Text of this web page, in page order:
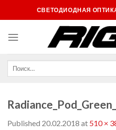
to
СВЕТОДИОДНАЯ
Published 20.02.2018 at 510 ×